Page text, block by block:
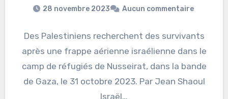
28 novembre 2023 Aucun commentaire
Des Palestiniens recherchent des survivants
après une frappe aérienne israélienne dans le
camp de réfugiés de Nusseirat, dans la bande
de Gaza, le 31 octobre 2023. Par Jean Shaoul
Israël…